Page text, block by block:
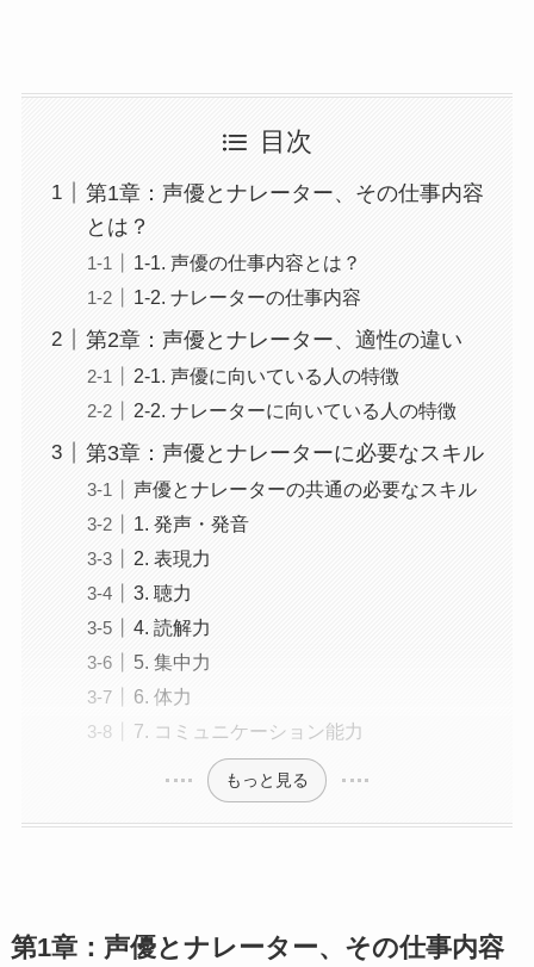
目次
第1章：声優とナレーター、その仕事内容
とは？
1-1. 声優の仕事内容とは？
1-2. ナレーターの仕事内容
第2章：声優とナレーター、適性の違い
2-1. 声優に向いている人の特徴
2-2. ナレーターに向いている人の特徴
第3章：声優とナレーターに必要なスキル
声優とナレーターの共通の必要なスキル
1. 発声・発音
2. 表現力
3. 聴力
4. 読解力
5. 集中力
6. 体力
7. コミュニケーション能力
もっと見る
第1章：声優とナレーター、その仕事内容